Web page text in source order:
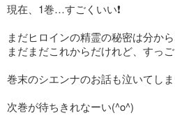
現在、1巻…すごくいい❗
まだヒロインの精霊の秘密は分か
まだまだこれからだけれど、すっご
巻末のシエンナのお話も泣いてしま
次巻が待ちきれなーい(^o^)